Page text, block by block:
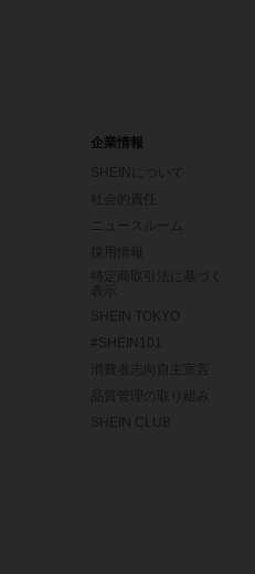
企業情報
SHEINについて
ニュースルーム
SHEIN TOKYO
#SHEIN101
消費者志向自主宣言
品質管理の取り組み
SHEIN CLUB